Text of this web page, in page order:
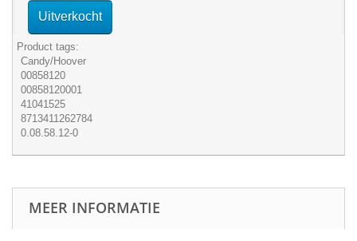
Uitverkocht
Product tags:
Candy/Hoover
00858120
00858120001
41041525
8713411262784
0.08.58.12-0
MEER INFORMATIE